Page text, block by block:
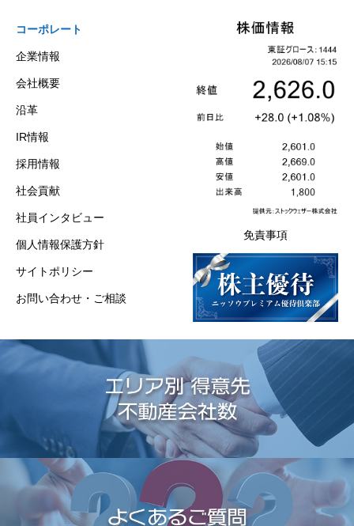
コーポレート
企業情報
会社概要
沿革
IR情報
採用情報
社会貢献
社員インタビュー
個人情報保護方針
サイトポリシー
お問い合わせ・ご相談
免責事項